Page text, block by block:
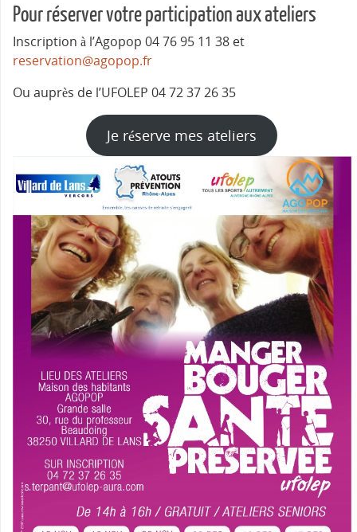
Pour réserver votre participation aux ateliers
Inscription à l’Agopop 04 76 95 11 38 et
reservation@agopop.fr
Ou auprès de l’UFOLEP 04 72 37 26 35
Je réserve mes ateliers